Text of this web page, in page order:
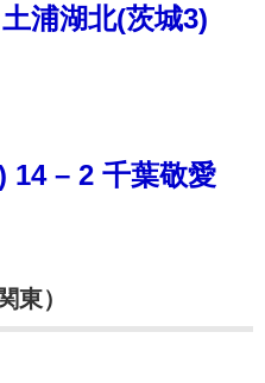
浦湖北(茨城3)
14 – 2 千葉敬愛
東）